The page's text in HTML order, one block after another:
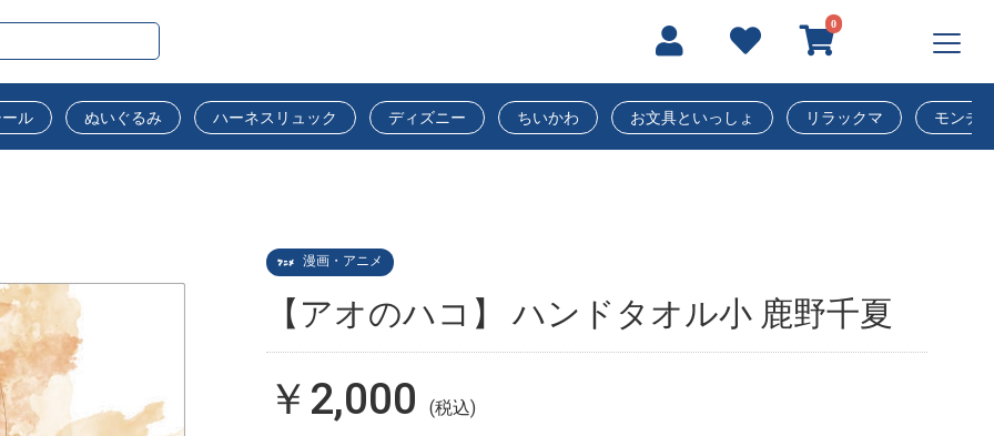
0
ル ぬいぐるみ ハーネスリュック ディズニー ちいかわ お文具といっしょ リラックマ モンチ
漫画・アニメ
【アオのハコ】 ハンドタオル小 鹿野千夏
￥2,000
(税込)